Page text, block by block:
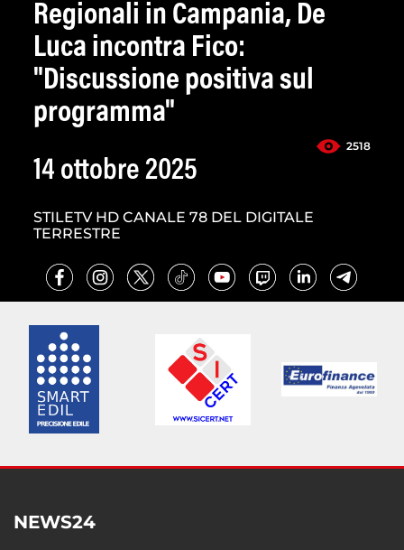
Regionali in Campania, De
Luca incontra Fico:
"Discussione positiva sul
programma"
2518
14 ottobre 2025
STILETV HD CANALE 78 DEL DIGITALE
TERRESTRE
NEWS24